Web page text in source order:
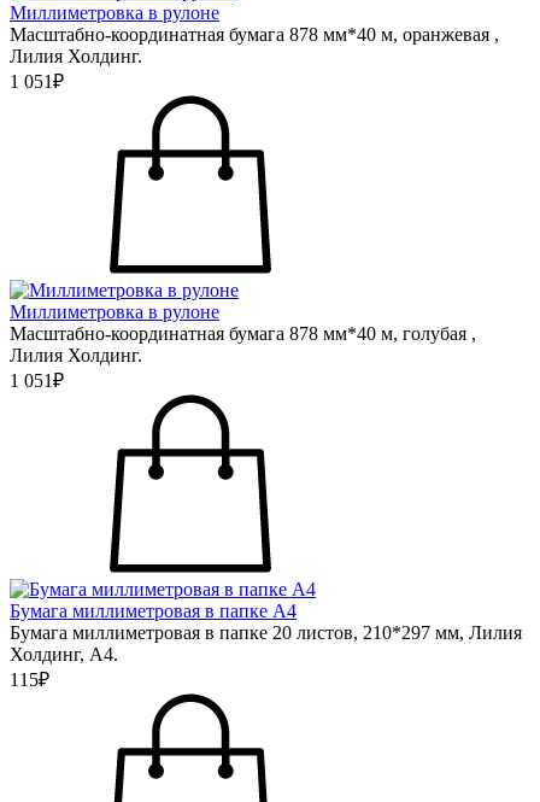
Миллиметровка в рулоне
Масштабно-координатная бумага 878 мм*40 м, оранжевая ,
Лилия Холдинг.
1 051₽
Миллиметровка в рулоне
Масштабно-координатная бумага 878 мм*40 м, голубая ,
Лилия Холдинг.
1 051₽
Бумага миллиметровая в папке А4
Бумага миллиметровая в папке 20 листов, 210*297 мм, Лилия
Холдинг, А4.
115₽